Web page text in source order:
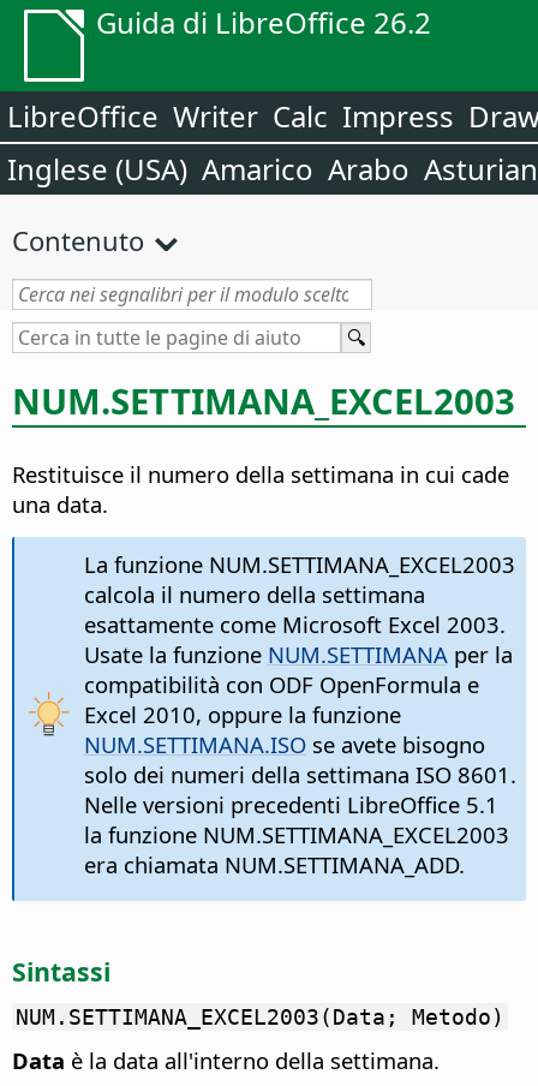
Guida di LibreOffice 26.2
LibreOffice Writer Calc Impress
Inglese (USA) Amarico Arabo
Contenuto
NUM.SETTIMANA_EXCEL2003
Restituisce il numero della settimana in cui cade
una data.
La funzione NUM.SETTIMANA_EXCEL2003
calcola il numero della settimana
esattamente come Microsoft Excel 2003.
Usate la funzione NUM.SETTIMANAper la
compatibilità con ODF OpenFormula e
Excel 2010, oppure la funzione
NUM.SETTIMANA.ISOse avete bisogno
solo dei numeri della settimana ISO 8601.
Nelle versioni precedenti LibreOffice 5.1
la funzione NUM.SETTIMANA_EXCEL2003
era chiamata NUM.SETTIMANA_ADD.
Sintassi
NUM.SETTIMANA_EXCEL2003(Data; Metodo)
Data è la data all'interno della settimana.